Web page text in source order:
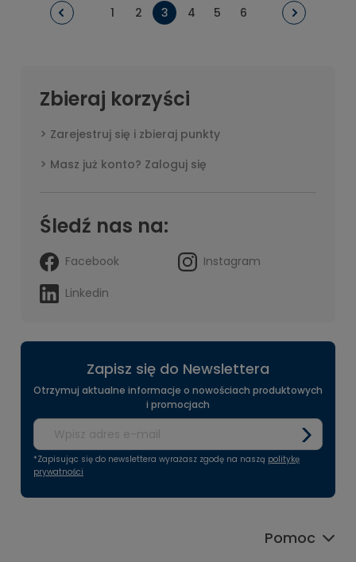
1 2 3 4 5 6
Zbieraj korzyści
Zarejestruj się i zbieraj punkty
Masz już konto? Zaloguj się
Śledź nas na:
Facebook
Instagram
Linkedin
Zapisz się do Newslettera
Otrzymuj aktualne informacje o nowościach produktowych
i promocjach
*Zapisując się do newslettera wyrażasz zgodę na naszą politykę
prywatności
Pomoc